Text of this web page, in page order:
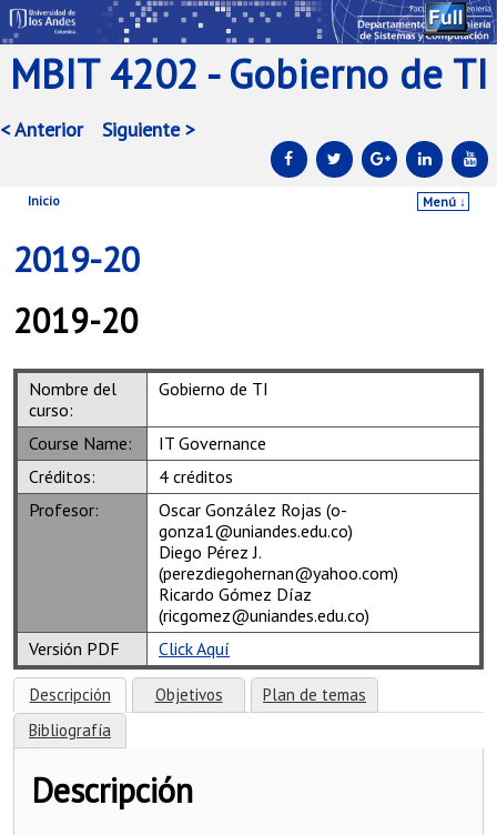
MBIT 4202 - Gobierno de TI
< Anterior Siguiente >
Inicio
Menú ↓
2019-20
2019-20
Nombre del
curso:
Gobierno de TI
Course Name:
IT Governance
Créditos:
4 créditos
Profesor:
Oscar González Rojas (o-
gonza1@uniandes.edu.co)
Diego Pérez J.
(perezdiegohernan@yahoo.com)
Ricardo Gómez Díaz
(ricgomez@uniandes.edu.co)
Versión PDF
Click Aquí
Descripción Objetivos
Plan de temas
Bibliografía
Descripción